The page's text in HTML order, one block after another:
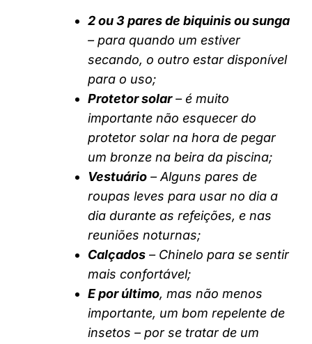
2 ou 3 pares de biquinis ou sunga
– para quando um estiver
secando, o outro estar disponível
para o uso;
Protetor solar– é muito
importante não esquecer do
protetor solar na hora de pegar
um bronze na beira da piscina;
Vestuário – Alguns pares de
roupas leves para usar no dia a
dia durante as refeições, e nas
reuniões noturnas;
Calçados – Chinelo para se sentir
mais confortável;
E por último, mas não menos
importante, um bom repelente de
insetos – por se tratar de um